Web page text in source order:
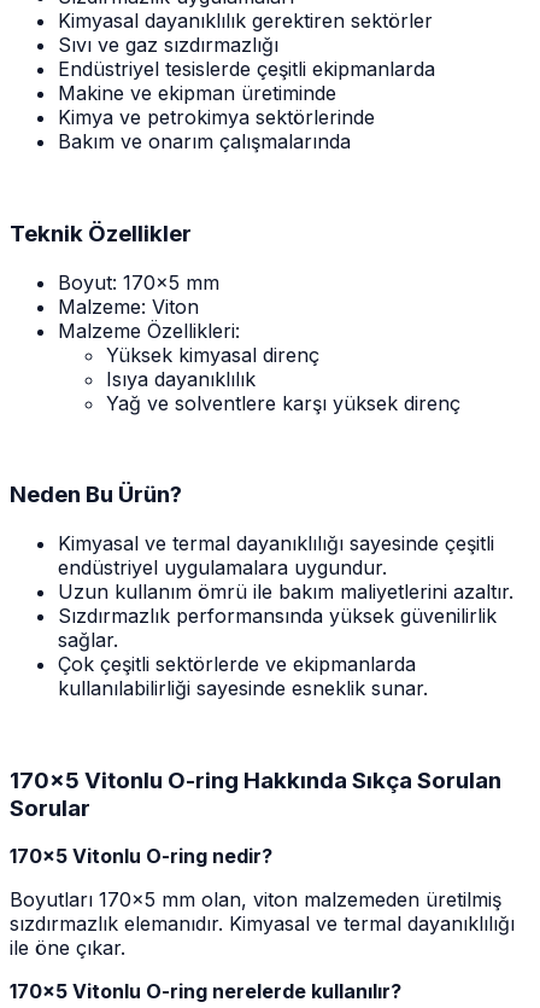
Kimyasal dayanıklılık gerektiren sektörler
Sıvı ve gaz sızdırmazlığı
Endüstriyel tesislerde çeşitli ekipmanlarda
Makine ve ekipman üretiminde
Kimya ve petrokimya sektörlerinde
Bakım ve onarım çalışmalarında
Teknik Özellikler
Boyut: 170x5 mm
Malzeme: Viton
Malzeme Özellikleri:
Yüksek kimyasal direnç
Isıya dayanıklılık
Yağ ve solventlere karşı yüksek direnç
Neden Bu Ürün?
Kimyasal ve termal dayanıklılığı sayesinde çeşitli
endüstriyel uygulamalara uygundur.
Uzun kullanım ömrü ile bakım maliyetlerini azaltır.
Sızdırmazlık performansında yüksek güvenilirlik
sağlar.
Çok çeşitli sektörlerde ve ekipmanlarda
kullanılabilirliği sayesinde esneklik sunar.
170x5 Vitonlu O-ring Hakkında Sıkça Sorulan
Sorular
170x5 Vitonlu O-ring nedir?
Boyutları 170x5 mm olan, viton malzemeden üretilmiş
sızdırmazlık elemanıdır. Kimyasal ve termal dayanıklılığı
ile öne çıkar.
170x5 Vitonlu O-ring nerelerde kullanılır?